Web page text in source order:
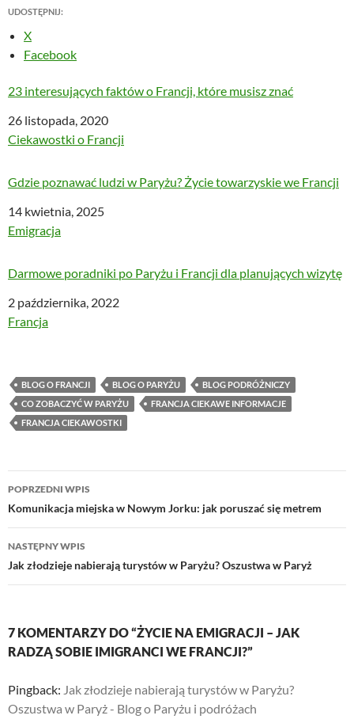
UDOSTĘPNIJ:
X
Facebook
23 interesujących faktów o Francji, które musisz znać
Data
26 listopada, 2020
W odniesieniu do
Ciekawostki o Francji
Gdzie poznawać ludzi w Paryżu? Życie towarzyskie we Francji
Data
14 kwietnia, 2025
W odniesieniu do
Emigracja
Darmowe poradniki po Paryżu i Francji dla planujących wizytę
Data
2 października, 2022
W odniesieniu do
Francja
BLOG O FRANCJI BLOG O PARYŻU
BLOG PODRÓŻNICZY
CO ZOBACZYĆ W PARYŻU
FRANCJA CIEKAWE INFORMACJE
FRANCJA CIEKAWOSTKI
Nawigacja
wpisu
POPRZEDNI WPIS
Komunikacja miejska w Nowym Jorku: jak poruszać się metrem
NASTĘPNY WPIS
Jak złodzieje nabierają turystów w Paryżu? Oszustwa w Paryż
7 KOMENTARZY DO “ŻYCIE NA EMIGRACJI – JAK
RADZĄ SOBIE IMIGRANCI WE FRANCJI?”
Pingback: Jak złodzieje nabierają turystów w Paryżu?
Oszustwa w Paryż - Blog o Paryżu i podróżach